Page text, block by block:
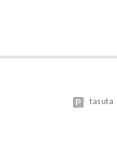
tasuta